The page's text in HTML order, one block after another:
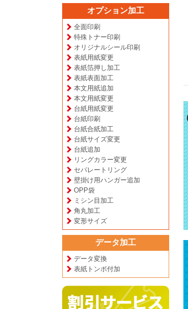
オプション加工
全面印刷
特殊トナー印刷
オリジナルシール印刷
表紙用紙変更
表紙箔押し加工
表紙表面加工
本文用紙追加
本文用紙変更
台紙用紙変更
台紙印刷
台紙合紙加工
台紙サイズ変更
台紙追加
リングカラー変更
セパレートリング
壁掛け用ハンガー追加
OPP袋
ミシン目加工
角丸加工
変形サイズ
データ加工
データ変換
表紙トンボ付加
壁掛けカレンダー
月めくりタイプ
A4変形サイズ
mama's smile はぐ 様
卓上カレンダー
A5変形サイズ